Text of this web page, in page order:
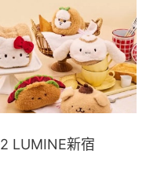
LUMINE新宿